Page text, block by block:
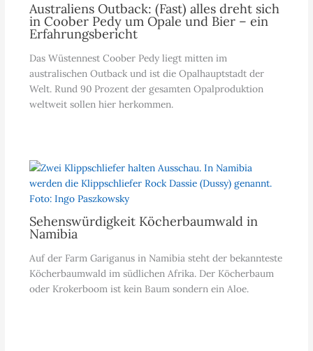
Australiens Outback: (Fast) alles dreht sich
in Coober Pedy um Opale und Bier – ein
Erfahrungsbericht
Das Wüstennest Coober Pedy liegt mitten im
australischen Outback und ist die Opalhauptstadt der
Welt. Rund 90 Prozent der gesamten Opalproduktion
weltweit sollen hier herkommen.
Sehenswürdigkeit Köcherbaumwald in
Namibia
Auf der Farm Gariganus in Namibia steht der bekannteste
Köcherbaumwald im südlichen Afrika. Der Köcherbaum
oder Krokerboom ist kein Baum sondern ein Aloe.